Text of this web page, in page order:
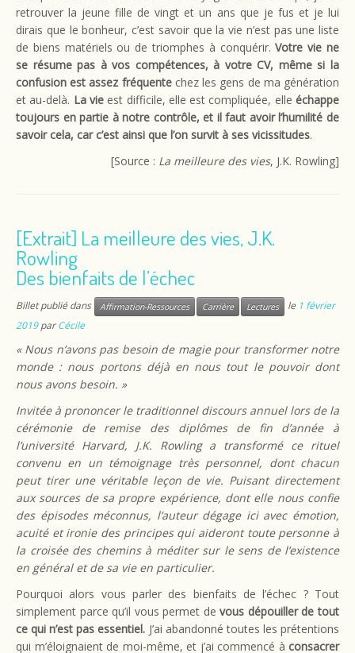
retrouver la jeune fille de vingt et un ans que je fus et je lui
dirais que le bonheur, c’est savoir que la vie n’est pas une liste
de biens matériels ou de triomphes à conquérir.Votre vie ne
se résume pas à vos compétences, à votre CV, même si la
confusion est assez fréquentechez les gens de ma génération
et au-delà. La vieest difficile, elle est compliquée, elle échappe
toujours en partie à notre contrôle, et il faut avoir l’humilité de
savoir cela, car c’est ainsi que l’on survit à ses vicissitudes.
[Source : La meilleure des vies, J.K. Rowling]
[Extrait] La meilleure des vies, J.K.
Rowling
Des bienfaits de l’échec
Billet publié dans Affirmation-Ressources Carrière Lectures le 1 février
2019 parCécile
« Nous n’avons pas besoin de magie pour transformer notre
monde : nous portons déjà en nous tout le pouvoir dont
nous avons besoin. »
Invitée à prononcer le traditionnel discours annuel lors de la
cérémonie de remise des diplômes de fin d’année à
l’université Harvard, J.K. Rowling a transformé ce rituel
convenu en un témoignage très personnel, dont chacun
peut tirer une véritable leçon de vie. Puisant directement
aux sources de sa propre expérience, dont elle nous confie
des épisodes méconnus, l’auteur dégage ici avec émotion,
acuité et ironie des principes qui aideront toute personne à
la croisée des chemins à méditer sur le sens de l’existence
en général et de sa vie en particulier.
Pourquoi alors vous parler des bienfaits de l’échec ? Tout
simplement parce qu’il vous permet devous dépouiller de tout
ce qui n’est pas essentiel. J’ai abandonné toutes les prétentions
qui m’éloignaient de moi-même, et j’ai commencé à consacrer